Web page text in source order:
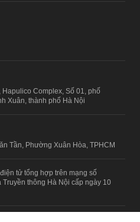
Complex, Số 01, phố
Xuân, thành phố Hà Nội
Tần, Phường Xuân Hòa, TPHCM
tử tổng hợp trên mạng số
thông Hà Nội cấp ngày 10